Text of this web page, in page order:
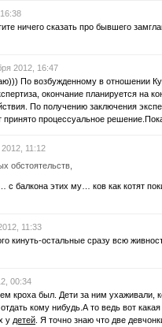
ничего сказать про бывшего
2012, 16:47
По возбужденному в отношении
окончание планируется на
По получению заключения
принято процессуальное
11:12
обстоятельств,
с балкона этих му… ков как котят
11:33
кинуть-остальные сразу всю
00:34
кроха был. Дети за ним ухаживали,
кому нибудь.А то ведь вот
у детей . Я точно знаю что две